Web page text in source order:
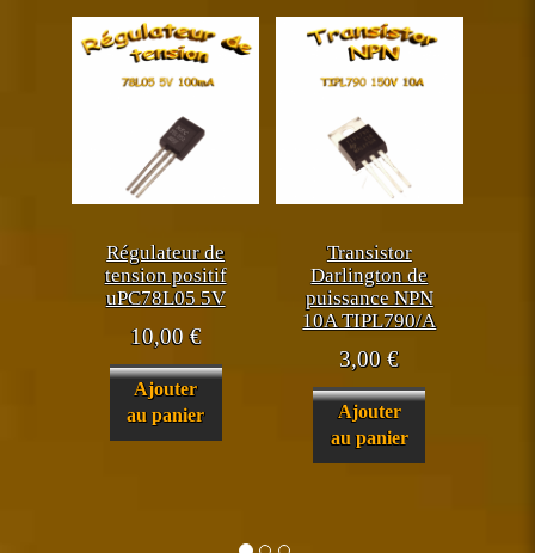
Régulateur de
tension positif
uPC78L05 5V
10,00€
Ajouter
au panier
Transistor
Darlington de
puissance NPN
10A TIPL790/A
3,00€
Ajouter
au panier